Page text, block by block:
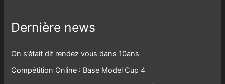
Dernière news
On s’était dit rendez vous dans 10ans
Compétition Online : Base Model Cup 4